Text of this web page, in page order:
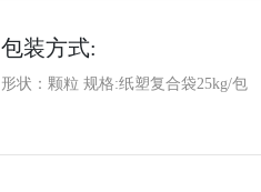
包装方式:
形状：颗粒 规格:纸塑复合袋25kg/包